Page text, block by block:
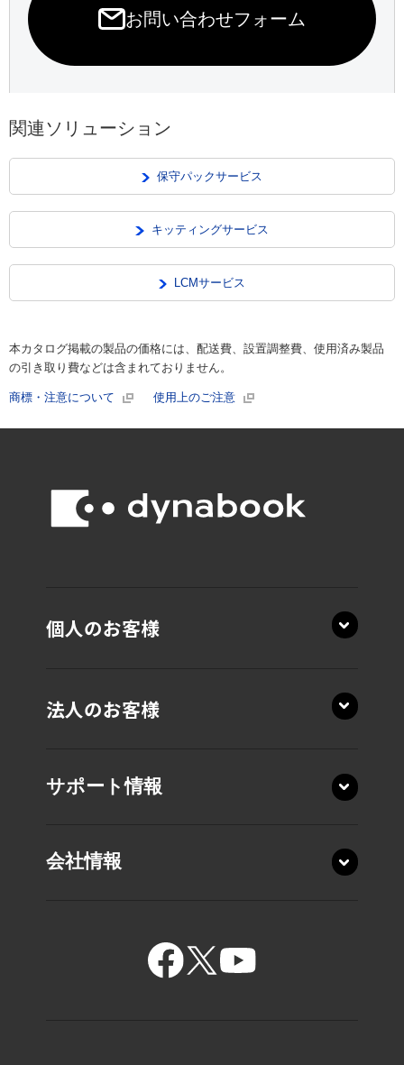
お問い合わせフォーム
関連ソリューション
保守パックサービス
キッティングサービス
LCMサービス
本カタログ掲載の製品の価格には、配送費、設置調整費、使用済み製品
の引き取り費などは含まれておりません。
商標・注意について 使用上のご注意
個人のお客様
法人のお客様
サポート情報
会社情報